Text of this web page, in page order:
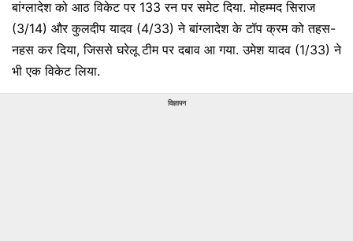
बांग्लादेश को आठ विकेट पर 133 रन पर समेट दिया. मोहम्मद सिराज
(3/14) और कुलदीप यादव (4/33) ने बांग्लादेश के टॉप क्रम को तहस-
नहस कर दिया, जिससे घरेलू टीम पर दबाव आ गया. उमेश यादव (1/33) ने
भी एक विकेट लिया.
विज्ञापन